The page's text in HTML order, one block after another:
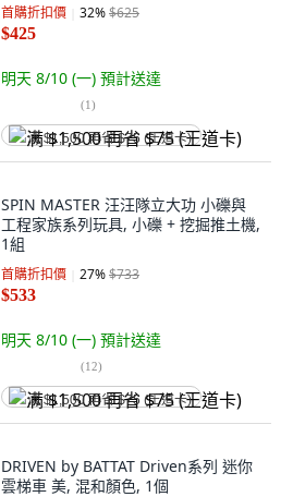
首購折扣價 32%$625
$425
明天 8/10 (一) 預計送達
(1)
满 $1,500 再省 $75 (王道卡)
SPIN MASTER 汪汪隊立大功 小礫與
工程家族系列玩具, 小礫 + 挖掘推土機,
1組
首購折扣價 27%$733
$533
明天 8/10 (一) 預計送達
(12)
满 $1,500 再省 $75 (王道卡)
DRIVEN by BATTAT Driven系列 迷你
雲梯車 美, 混和顏色, 1個